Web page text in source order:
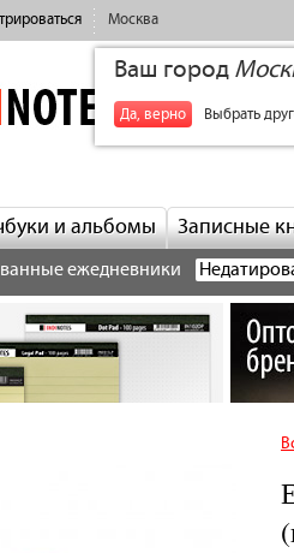
Москва
Ваш город
Да, верно Выбрать
и альбомы Записные
ежедневники